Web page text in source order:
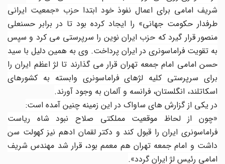
شریف امامی برای اعمال نفوذ خود ابتدا حزب «جمعیت ایرانی
طرفدار حکومت جهانی» را ایجاد کرده بود تا در برابر حسنعلی
منصور قرار گیرد که حزب ایران نوین را سرپرستی می کرد و سپس
به تقویت فراماسونری در ایران پرداخت. وی به همین دلیل با سید
حسن امامی امام جمعه تهران قرار می گذارند تا لژ اعظم ایران را
برای سرپرستی کلیه لژهای فراماسونری وابسته به کشورهای
اسکاتلند، انگلستان، فرانسه و آلمان به وجود آورند.
در یکی از گزارش های ساواک در این زمینه چنین آمده است:
«چون از لحاظ موقعیت مملکتی صلاح نبود شاه ریاست
فراماسونری ایران را قبول کند و دکتر لقمان ادهم نیز کهولت سن
داشت و امام جمعه تهران هم معمم بود، قرار شد مهندس شریف
امامی رئیس لژ ایران گردد».